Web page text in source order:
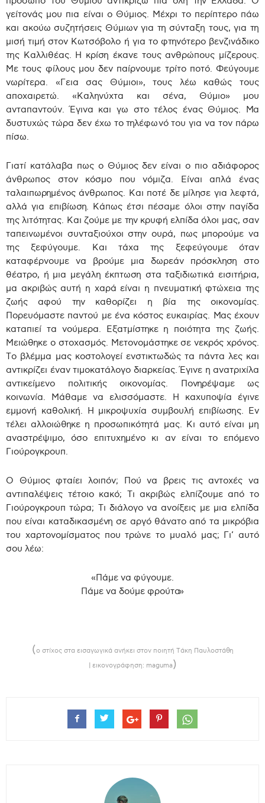
γείτονάς μου πια είναι ο Θύμιος. Μέχρι το περίπτερο πάω
και ακούω συζητήσεις Θύμιων για τη σύνταξη τους, για τη
μισή τιμή στον Κωτσόβολο ή για το φτηνότερο βενζινάδικο
της Καλλιθέας. Η κρίση έκανε τους ανθρώπους μίζερους.
Με τους φίλους μου δεν παίρνουμε τρίτο ποτό. Φεύγουμε
νωρίτερα. «Γεια σας Θύμιοι», τους λέω καθώς τους
αποχαιρετώ. «Καληνύχτα και σένα, Θύμιο» μου
ανταπαντούν. Έγινα και γω στο τέλος ένας Θύμιος. Μα
δυστυχώς τώρα δεν έχω το τηλέφωνό του για να τον πάρω
πίσω.
Γιατί κατάλαβα πως ο Θύμιος δεν είναι ο πιο αδιάφορος
άνθρωπος στον κόσμο που νόμιζα. Είναι απλά ένας
ταλαιπωρημένος άνθρωπος. Και ποτέ δε μίλησε για λεφτά,
αλλά για επιβίωση. Κάπως έτσι πέσαμε όλοι στην παγίδα
της λιτότητας. Και ζούμε με την κρυφή ελπίδα όλοι μας, σαν
ταπεινωμένοι συνταξιούχοι στην ουρά, πως μπορούμε να
της ξεφύγουμε. Και τάχα της ξεφεύγουμε όταν
καταφέρνουμε να βρούμε μια δωρεάν πρόσκληση στο
θέατρο, ή μια μεγάλη έκπτωση στα ταξιδιωτικά εισιτήρια,
μα ακριβώς αυτή η χαρά είναι η πνευματική φτώχεια της
ζωής αφού την καθορίζει η βία της οικονομίας.
Πορευόμαστε παντού με ένα κόστος ευκαιρίας. Μας έχουν
καταπιεί τα νούμερα. Εξατμίστηκε η ποιότητα της ζωής.
Μειώθηκε ο στοχασμός. Μετονομάστηκε σε νεκρός χρόνος.
Το βλέμμα μας κοστολογεί ενστικτωδώς τα πάντα λες και
αντικρίζει έναν τιμοκατάλογο διαρκείας. Έγινε η ανατριχίλα
αντικείμενο πολιτικής οικονομίας. Πονηρέψαμε ως
κοινωνία. Μάθαμε να ελισσόμαστε. Η καχυποψία έγινε
εμμονή καθολική. Η μικροψυχία συμβουλή επιβίωσης. Εν
τέλει αλλοιώθηκε η προσωπικότητά μας. Κι αυτό είναι μη
αναστρέψιμο, όσο επιτυχημένο κι αν είναι το επόμενο
Γιούρογκρουπ.
Ο Θύμιος φταίει λοιπόν; Πού να βρεις τις αντοχές να
αντιπαλέψεις τέτοιο κακό; Τι ακριβώς ελπίζουμε από το
Γιούρογκρουπ τώρα; Τι διάλογο να ανοίξεις με μια ελπίδα
που είναι καταδικασμένη σε αργό θάνατο από τα μικρόβια
του χαρτονομίσματος που τρώνε το μυαλό μας; Γι’ αυτό
σου λέω:
«Πάμε να φύγουμε.
Πάμε να δούμε φρούτα»
(ο στίχος στα εισαγωγικά ανήκει στον ποιητή Τάκη Παυλοστάθη
| εικονογράφηση: maguma)